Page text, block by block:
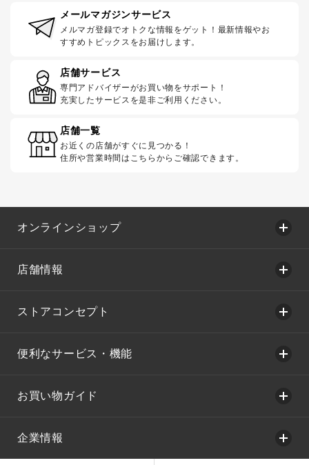
メールマガジンサービス
メルマガ登録でオトクな情報をゲット！最新情報やお
すすめトピックスをお届けします。
店舗サービス
専門アドバイザーがお買い物をサポート！
充実したサービスを是非ご利用ください。
店舗一覧
お近くの店舗がすぐに見つかる！
住所や営業時間はこちらからご確認できます。
オンラインショップ
店舗情報
ストアコンセプト
便利なサービス・機能
お買い物ガイド
企業情報